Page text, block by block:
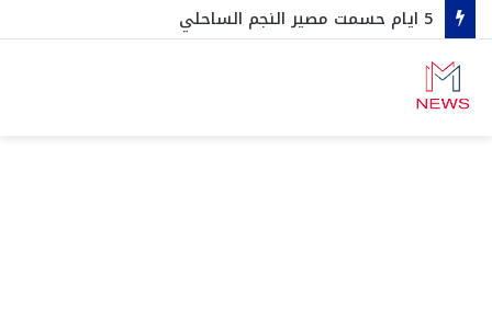
5 ايام حسمت مصير النجم الساحلي